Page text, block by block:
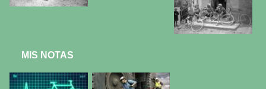
MIS NOTAS